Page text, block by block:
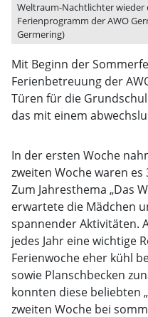
Weltraum-Nachtlichter wieder
Ferienprogramm der AWO
Germering)
Mit Beginn der
Ferienbetreuung der
Türen für die
das mit einem
In der ersten Woche
zweiten Woche waren es
Zum Jahresthema „Das
erwartete die Mädchen
spannender Aktivitäten.
jedes Jahr eine wichtige
Ferienwoche eher kühl
sowie Planschbecken
konnten diese beliebten
zweiten Woche bei